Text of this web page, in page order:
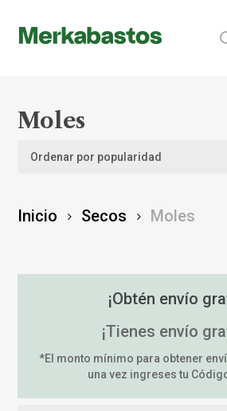
Moles
Inicio Secos Moles
¡Obtén envío
¡Tienes envío
*El monto mínimo para obtener
una vez ingreses tu